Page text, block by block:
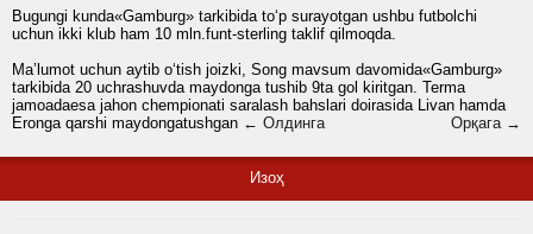
Bugungi kunda«Gamburg» tarkibida to‘p surayotgan ushbu futbolchi
uchun ikki klub ham 10 mln.funt-sterling taklif qilmoqda.
Ma’lumot uchun aytib o‘tish joizki, Song mavsum davomida«Gamburg»
tarkibida 20 uchrashuvda maydonga tushib 9ta gol kiritgan. Terma
jamoadaesa jahon chempionati saralash bahslari doirasida Livan hamda
Eronga qarshi maydongatushgan ← Олдинга Орқага →
Изоҳ